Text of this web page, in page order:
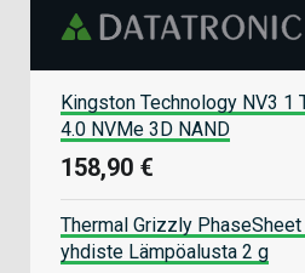
Kingston Technology NV3 1
4.0 NVMe 3D NAND
158,90 €
Thermal Grizzly
yhdiste Lämpöalusta 2 g